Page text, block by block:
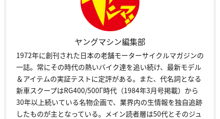
ヤングマシン編集部
1972年に創刊された日本の老舗モーターサイクルマガジンの
一誌。常にその時代の熱いバイク達を追い続け、最新モデル
＆アイテムの実証テストに定評がある。また、代名詞となる
新車スクープはRG400/500Γ時代（1984年3月号掲載）から
30年以上続いている名物企画で、業界内の生情報を独自追跡
したものが主となっている。メイン読者層は50代とそのジュ